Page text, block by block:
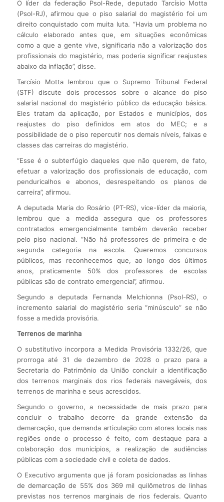
O líder da federação Psol-Rede, deputado Tarcísio Motta
(Psol-RJ), afirmou que o piso salarial do magistério foi um
direito conquistado com muita luta. “Havia um problema no
cálculo elaborado antes que, em situações econômicas
como a que a gente vive, significaria não a valorização dos
profissionais do magistério, mas poderia significar reajustes
abaixo da inflação”, disse.
Tarcísio Motta lembrou que o Supremo Tribunal Federal
(STF) discute dois processos sobre o alcance do piso
salarial nacional do magistério público da educação básica.
Eles tratam da aplicação, por Estados e municípios, dos
reajustes do piso definidos em atos do MEC; e a
possibilidade de o piso repercutir nos demais níveis, faixas e
classes das carreiras do magistério.
“Esse é o subterfúgio daqueles que não querem, de fato,
efetuar a valorização dos profissionais de educação, com
penduricalhos e abonos, desrespeitando os planos de
carreira”, afirmou.
A deputada Maria do Rosário (PT-RS), vice-líder da maioria,
lembrou que a medida assegura que os professores
contratados emergencialmente também deverão receber
pelo piso nacional. “Não há professores de primeira e de
segunda categoria na escola. Queremos concursos
públicos, mas reconhecemos que, ao longo dos últimos
anos, praticamente 50% dos professores de escolas
públicas são de contrato emergencial”, afirmou.
Segundo a deputada Fernanda Melchionna (Psol-RS), o
incremento salarial do magistério seria “minúsculo” se não
fosse a medida provisória.
Terrenos de marinha
O substitutivo incorpora a Medida Provisória 1332/26, que
prorroga até 31 de dezembro de 2028 o prazo para a
Secretaria do Patrimônio da União concluir a identificação
dos terrenos marginais dos rios federais navegáveis, dos
terrenos de marinha e seus acrescidos.
Segundo o governo, a necessidade de mais prazo para
concluir o trabalho decorre da grande extensão da
demarcação, que demanda articulação com atores locais nas
regiões onde o processo é feito, com destaque para a
colaboração dos municípios, a realização de audiências
públicas com a sociedade civil e coleta de dados.
O Executivo argumenta que já foram posicionadas as linhas
de demarcação de 55% dos 369 mil quilômetros de linhas
previstas nos terrenos marginais de rios federais. Quanto